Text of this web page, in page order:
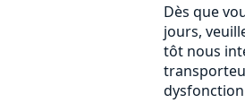
Dès que
jours,
tôt nous